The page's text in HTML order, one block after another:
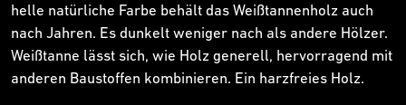
helle natürliche Farbe behält das Weißtannenholz auch
nach Jahren. Es dunkelt weniger nach als andere Hölzer.
Weißtanne lässt sich, wie Holz generell, hervorragend mit
anderen Baustoffen kombinieren. Ein harzfreies Holz.